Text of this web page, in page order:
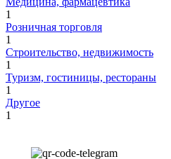
1
Розничная торговля
1
Строительство, недвижимость
1
Туризм, гостиницы, рестораны
1
Другое
1